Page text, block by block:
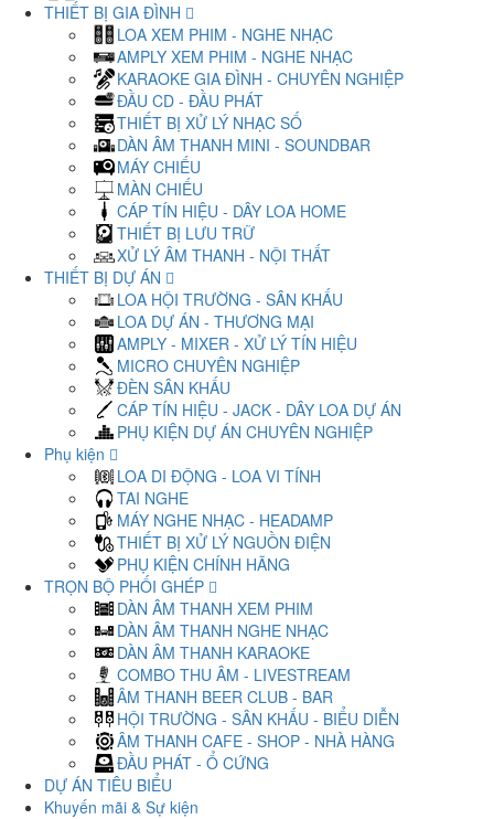
THIẾT BỊ GIA ĐÌNH
LOA XEM PHIM - NGHE NHẠC
AMPLY XEM PHIM - NGHE NHẠC
KARAOKE GIA ĐÌNH - CHUYÊN NGHIỆP
ĐẦU CD - ĐẦU PHÁT
THIẾT BỊ XỬ LÝ NHẠC SỐ
DÀN ÂM THANH MINI - SOUNDBAR
MÁY CHIẾU
MÀN CHIẾU
CÁP TÍN HIỆU - DÂY LOA HOME
THIẾT BỊ LƯU TRỮ
XỬ LÝ ÂM THANH - NỘI THẤT
THIẾT BỊ DỰ ÁN
LOA HỘI TRƯỜNG - SÂN KHẤU
LOA DỰ ÁN - THƯƠNG MẠI
AMPLY - MIXER - XỬ LÝ TÍN HIỆU
MICRO CHUYÊN NGHIỆP
ĐÈN SÂN KHẤU
CÁP TÍN HIỆU - JACK - DÂY LOA DỰ ÁN
PHỤ KIỆN DỰ ÁN CHUYÊN NGHIỆP
Phụ kiện
LOA DI ĐỘNG - LOA VI TÍNH
TAI NGHE
MÁY NGHE NHẠC - HEADAMP
THIẾT BỊ XỬ LÝ NGUỒN ĐIỆN
PHỤ KIỆN CHÍNH HÃNG
TRỌN BỘ PHỐI GHÉP
DÀN ÂM THANH XEM PHIM
DÀN ÂM THANH NGHE NHẠC
DÀN ÂM THANH KARAOKE
COMBO THU ÂM - LIVESTREAM
ÂM THANH BEER CLUB - BAR
HỘI TRƯỜNG - SÂN KHẤU - BIỂU DIỄN
ÂM THANH CAFE - SHOP - NHÀ HÀNG
ĐẦU PHÁT - Ổ CỨNG
DỰ ÁN TIÊU BIỂU
Khuyến mãi & Sự kiện